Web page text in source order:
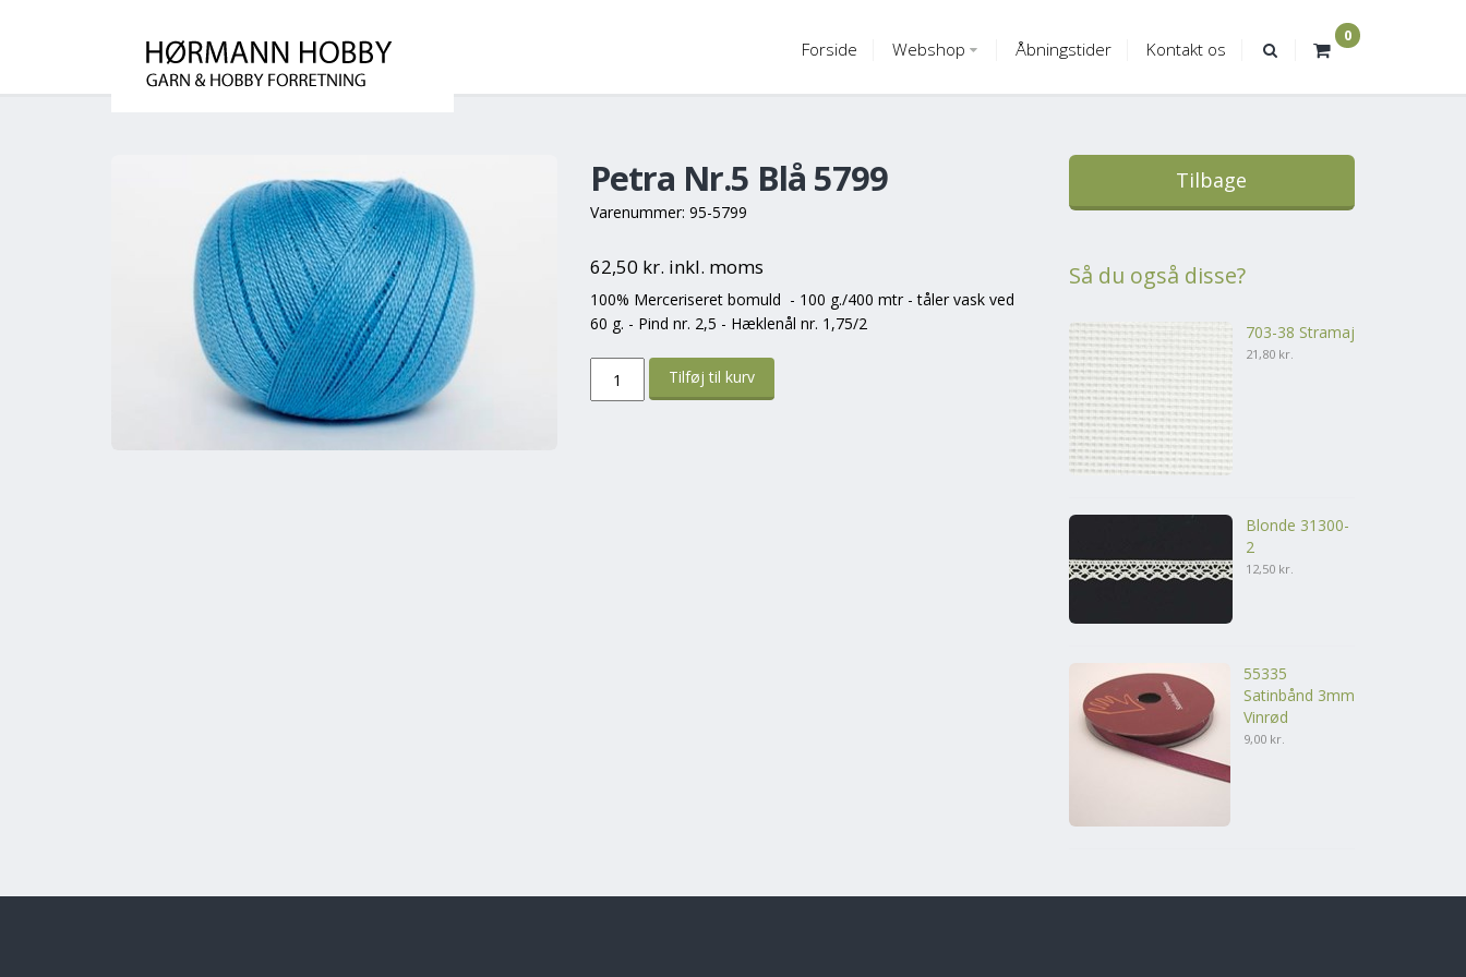
0
Forside Webshop Åbningstider Kontakt os
Petra Nr.5 Blå 5799
Varenummer: 95-5799
62,50 kr. inkl. moms
100% Merceriseret bomuld - 100 g./400 mtr - tåler vask ved
60 g. - Pind nr. 2,5 - Hæklenål nr. 1,75/2
Tilbage
Så du også disse?
703-38 Stramaj
21,80 kr.
Blonde 31300-
2
12,50 kr.
55335
Satinbånd 3mm
Vinrød
9,00 kr.